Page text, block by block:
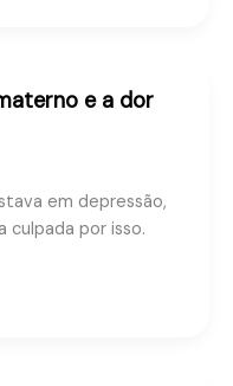
e a dor
em depressão,
culpada por isso.